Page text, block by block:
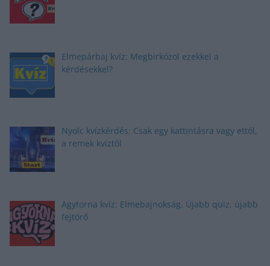
Elmepárbaj kvíz: Megbirkózol ezekkel a
kérdésekkel?
Nyolc kvízkérdés: Csak egy kattintásra vagy ettől,
a remek kvíztől
Agytorna kvíz: Elmebajnokság. Újabb quiz, újabb
fejtörő